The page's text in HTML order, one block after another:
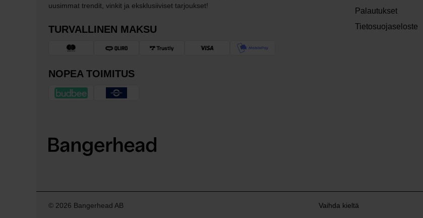
uusimmat trendit, vinkit ja eksklusiiviset tarjoukset!
TURVALLINEN MAKSU
NOPEA TOIMITUS
Palautukset
Tietosuojaseloste
© 2026 Bangerhead AB Vaihda kieltä